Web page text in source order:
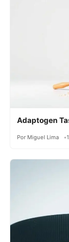
Adaptogen
Por Miguel Lima